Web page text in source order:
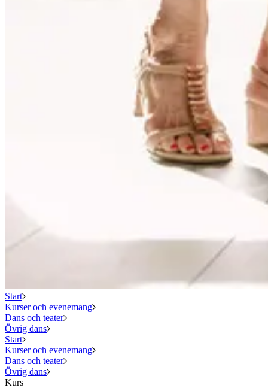
Start
Kurser och evenemang
Dans och teater
Övrig dans
Start
Kurser och evenemang
Dans och teater
Övrig dans
Kurs